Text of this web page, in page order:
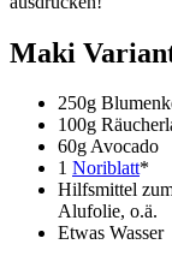
Maki
250g
100g
60g Avocado
1 Noriblatt*
Hilfsmittel
Alufolie, o.ä.
Etwas Wasser